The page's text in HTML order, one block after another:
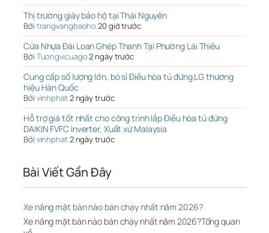
Thị trường giày bảo hộ tại Thái Nguyên
Bởi trangvangbaoho 20 giờ trước
Cửa Nhựa Đài Loan Ghép Thanh Tại Phường Lái Thiêu
Bởi Tuongvicuago2 ngày trước
Cung cấp số lượng lớn, bỏ sỉ Điều hòa tủ đứng LG thương
hiệu Hàn Quốc
Bởi vinhphat2 ngày trước
Hỗ trợ giá tốt nhất cho công trình lắp Điều hòa tủ đứng
DAIKIN FVFC Inverter, Xuất xứ Malaysia
Bởi vinhphat2 ngày trước
Bài Viết Gần Đây
Xe nâng mặt bàn nào bán chạy nhất năm 2026?
Xe nâng mặt bàn nào bán chạy nhất năm 2026?Tổng quan